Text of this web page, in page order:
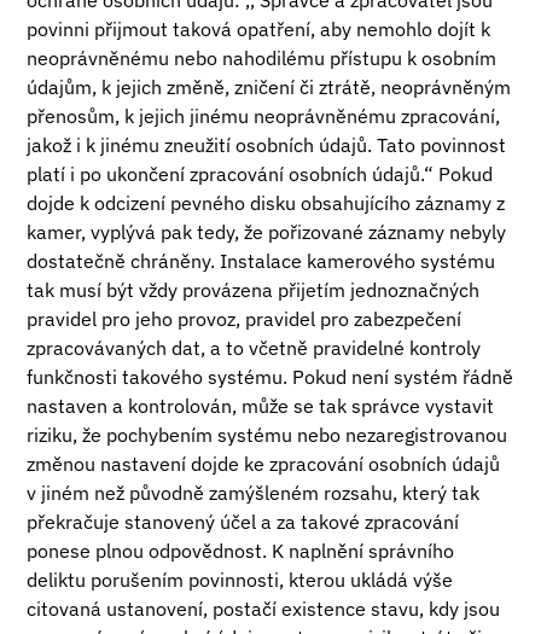
povinni přijmout taková opatření, aby nemohlo dojít k
neoprávněnému nebo nahodilému přístupu k osobním
údajům, k jejich změně, zničení či ztrátě, neoprávněným
přenosům, k jejich jinému neoprávněnému zpracování,
jakož i k jinému zneužití osobních údajů. Tato povinnost
platí i po ukončení zpracování osobních údajů.“ Pokud
dojde k odcizení pevného disku obsahujícího záznamy z
kamer, vyplývá pak tedy, že pořizované záznamy nebyly
dostatečně chráněny. Instalace kamerového systému
tak musí být vždy provázena přijetím jednoznačných
pravidel pro jeho provoz, pravidel pro zabezpečení
zpracovávaných dat, a to včetně pravidelné kontroly
funkčnosti takového systému. Pokud není systém řádně
nastaven a kontrolován, může se tak správce vystavit
riziku, že pochybením systému nebo nezaregistrovanou
změnou nastavení dojde ke zpracování osobních údajů
v jiném než původně zamýšleném rozsahu, který tak
překračuje stanovený účel a za takové zpracování
ponese plnou odpovědnost. K naplnění správního
deliktu porušením povinnosti, kterou ukládá výše
citovaná ustanovení, postačí existence stavu, kdy jsou